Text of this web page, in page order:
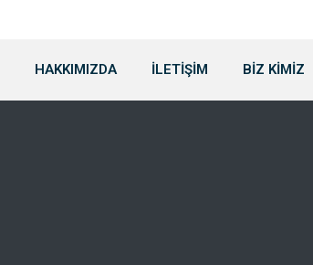
HAKKIMIZDA İLETIŞIM BIZ KIMIZ